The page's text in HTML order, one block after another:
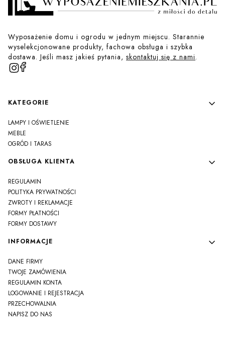
Wyposażenie domu i ogrodu w jednym miejscu. Starannie
wyselekcjonowane produkty, fachowa obsługa i szybka
dostawa. Jeśli masz jakieś pytania, skontaktuj się z nami.
Linki w stopce
KATEGORIE
LAMPY I OŚWIETLENIE
MEBLE
OGRÓD I TARAS
OBSŁUGA KLIENTA
REGULAMIN
POLITYKA PRYWATNOŚCI
ZWROTY I REKLAMACJE
FORMY PŁATNOŚCI
FORMY DOSTAWY
INFORMACJE
DANE FIRMY
TWOJE ZAMÓWIENIA
REGULAMIN KONTA
LOGOWANIE I REJESTRACJA
PRZECHOWALNIA
NAPISZ DO NAS